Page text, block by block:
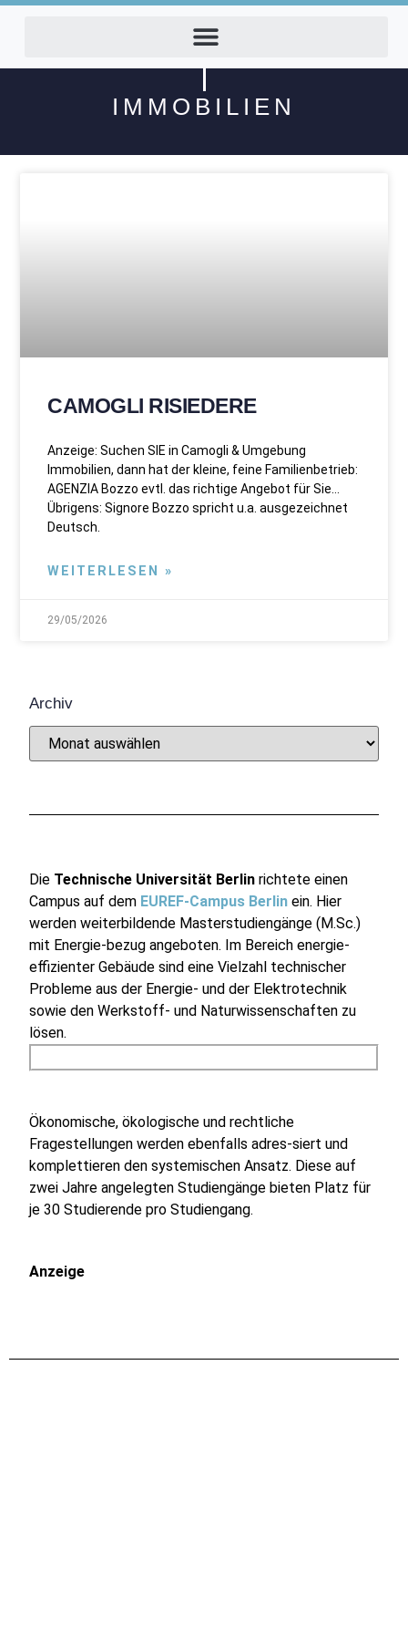
IMMOBILIEN
CAMOGLI RISIEDERE
Anzeige: Suchen SIE in Camogli & Umgebung
Immobilien, dann hat der kleine, feine Familienbetrieb:
AGENZIA Bozzo evtl. das richtige Angebot für Sie…
Übrigens: Signore Bozzo spricht u.a. ausgezeichnet
Deutsch.
WEITERLESEN »
29/05/2026
Archiv
Die Technische Universität Berlin richtete einen
Campus auf dem EUREF-Campus Berlin ein. Hier
werden weiterbildende Masterstudiengänge (M.Sc.)
mit Energie-bezug angeboten. Im Bereich energie-
effizienter Gebäude sind eine Vielzahl technischer
Probleme aus der Energie- und der Elektrotechnik
sowie den Werkstoff- und Naturwissenschaften zu
lösen.
Ökonomische, ökologische und rechtliche
Fragestellungen werden ebenfalls adres-siert und
komplettieren den systemischen Ansatz. Diese auf
zwei Jahre angelegten Studiengänge bieten Platz für
je 30 Studierende pro Studiengang.
Anzeige